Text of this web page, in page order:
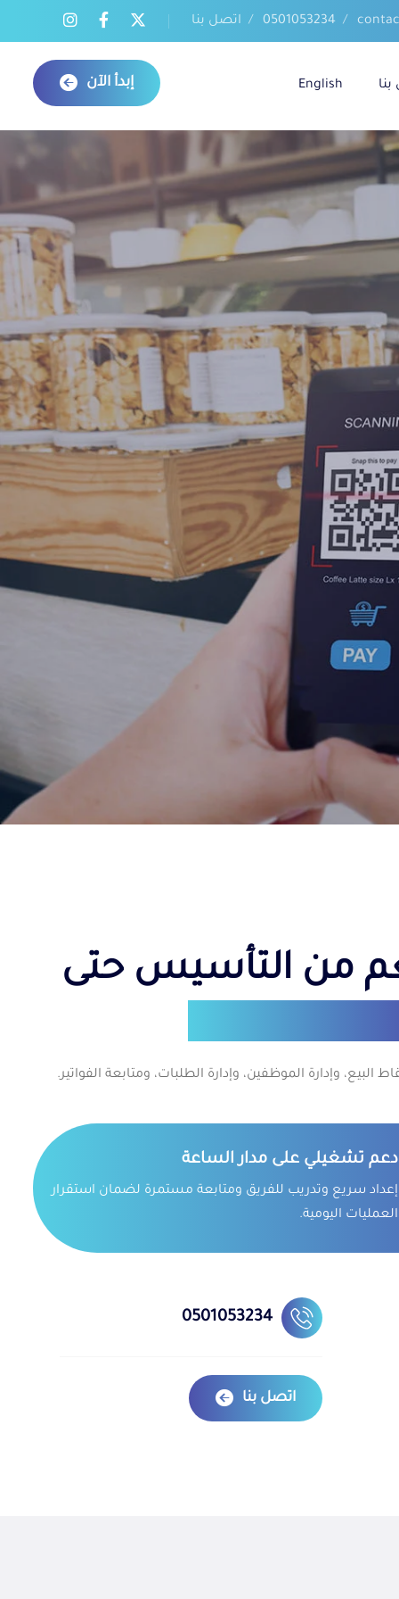
0501053234 اتصل بنا
English إبدأ الآن
من التأسيس حتى
البيع، وإدارة الموظفين، وإدارة الطلبات، ومتابعة الفواتير.
دعم تشغيلي على مدار الساعة
إعداد سريع وتدريب للفريق ومتابعة مستمرة لضمان استقرار
العمليات اليومية.
0501053234
اتصل بنا